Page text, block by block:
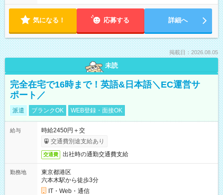
気になる！ 応募する 詳細へ
掲載日：2026.08.05
未読
完全在宅で16時まで！英語&日本語＼EC運営サ
ポート／
派遣 ブランクOK WEB登録・面接OK
給与
時給2450円＋交
交通費別途支給あり
交通費 出社時の通勤交通費支給
勤務地
東京都港区
六本木駅から徒歩3分
IT・Web・通信